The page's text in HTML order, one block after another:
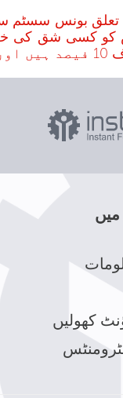
بونس سسٹم
کو کسی شق کی
ہے *
میں
کھولیں